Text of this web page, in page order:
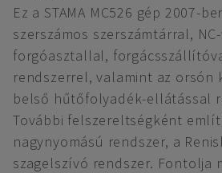
Ez a STAMA MC526 gép 2007-
szerszámos szerszámtárral,
forgóasztallal,
rendszerrel, valamint az
belső hűtőfolyadék-ellátással
További felszereltségként
nagynyomású rendszer, a
szagelszívó rendszer. Fontolja